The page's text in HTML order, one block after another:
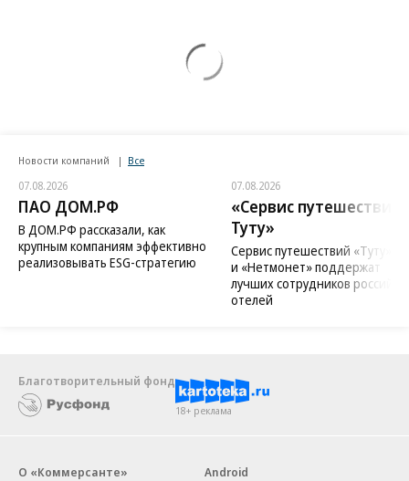
Новости компаний Все
07.08.2026
ПАО ДОМ.РФ
В ДОМ.РФ рассказали, как
крупным компаниям эффективно
реализовывать ESG-стратегию
07.08.2026
«Сервис путешествий
Туту»
Сервис путешествий «Туту»
и «Нетмонет» поддержат
лучших сотрудников
отелей
Благотворительный фонд
18+ реклама
О «Коммерсанте»
Android